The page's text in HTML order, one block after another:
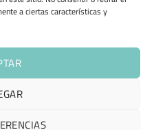
a ciertas características y
POLÍTICA DE COOKIES (UE)